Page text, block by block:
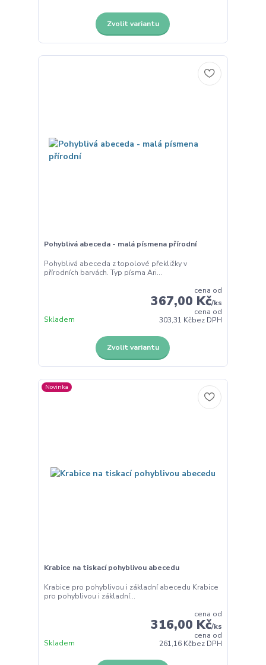
Zvolit variantu
Pohyblivá abeceda - malá písmena přírodní
Pohyblivá abeceda z topolové překližky v
přírodních barvách. Typ písma Ari...
cena od
367,00 Kč/ks
cena od
303,31 Kčbez DPH
Skladem
Zvolit variantu
Novinka
Krabice na tiskací pohyblivou abecedu
Krabice pro pohyblivou i základní abecedu Krabice
pro pohyblivou i základní...
cena od
316,00 Kč/ks
cena od
261,16 Kčbez DPH
Skladem